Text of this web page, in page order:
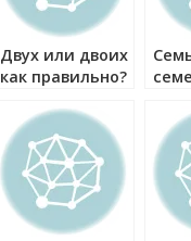
Двух или двоих
как правильно?